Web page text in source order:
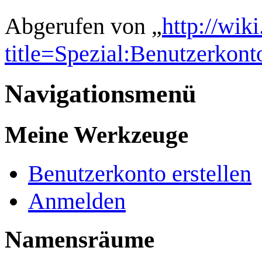
Abgerufen von „http://
Navigationsmenü
Meine Werkzeuge
Benutzerkonto erstellen
Anmelden
Namensräume